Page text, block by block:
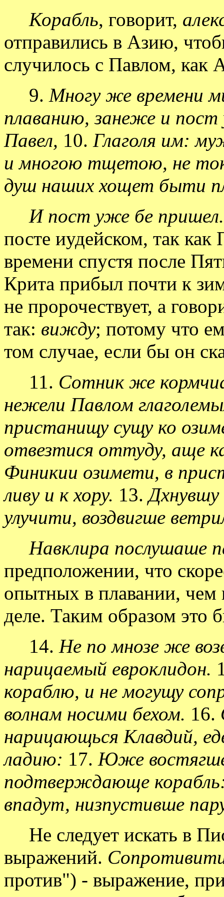
Корабль, говорит,
отправились в Азию,
случилось с Павлом,
9. Многу же времени
плаванию, занеже и
Павел, 10. Глаголя им:
и многою тщетою, не
душ наших хощет быти
И пост уже бе
посте иудейском, так как
времени спустя после
Крита прибыл почти к
не пророчествует, а
так: вижду; потому что
том случае, если бы он
11. Сотник же
нежели Павлом
пристанищу сущу ко
отвезтися оттуду, аще
Финикии озимети, в
ливу и к хору. 13.
улучити, воздвигше
Навклира послушаше
предположении, что
опытных в плавании, чем
деле. Таким образом это
14. Не по мнозе же
нарицаемый евроклидон.
кораблю, и не могущу
волнам носими бехом. 16.
нарицающься Клавдий,
ладию: 17. Юже
подтверждающе
впадут, низпустивше
Не следует искать в
выражений.
против") - выражение,